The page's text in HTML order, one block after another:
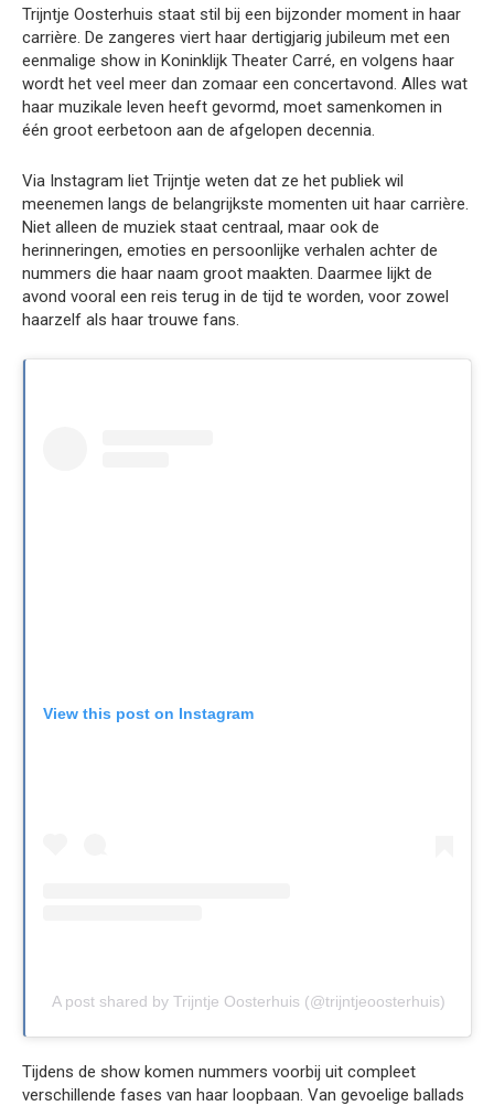
Trijntje Oosterhuis staat stil bij een bijzonder moment in haar
carrière. De zangeres viert haar dertigjarig jubileum met een
eenmalige show in Koninklijk Theater Carré, en volgens haar
wordt het veel meer dan zomaar een concertavond. Alles wat
haar muzikale leven heeft gevormd, moet samenkomen in
één groot eerbetoon aan de afgelopen decennia.
Via Instagram liet Trijntje weten dat ze het publiek wil
meenemen langs de belangrijkste momenten uit haar carrière.
Niet alleen de muziek staat centraal, maar ook de
herinneringen, emoties en persoonlijke verhalen achter de
nummers die haar naam groot maakten. Daarmee lijkt de
avond vooral een reis terug in de tijd te worden, voor zowel
haarzelf als haar trouwe fans.
View this post on Instagram
A post shared by Trijntje Oosterhuis (@trijntjeoosterhuis)
Tijdens de show komen nummers voorbij uit compleet
verschillende fases van haar loopbaan. Van gevoelige ballads